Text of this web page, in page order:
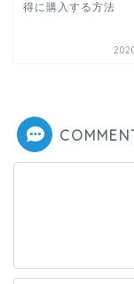
得に購入する方法